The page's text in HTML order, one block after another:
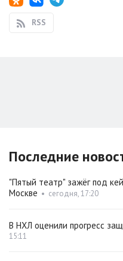
RSS
Последние
"Пятый театр" зажёг под
Москве • сегодня, 17:20
В НХЛ оценили прогресс
15:11